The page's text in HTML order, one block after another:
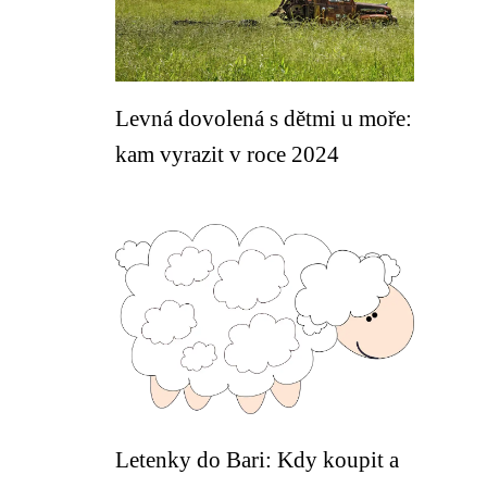
Levná dovolená s dětmi u moře:
kam vyrazit v roce 2024
Letenky do Bari: Kdy koupit a